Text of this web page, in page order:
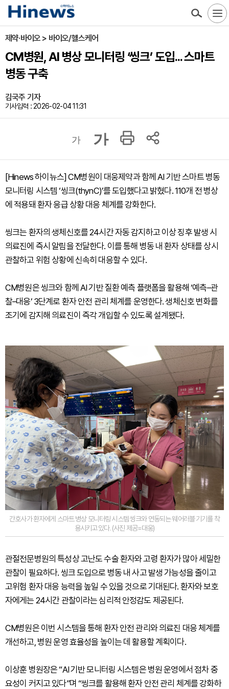
제약·바이오 > 바이오/헬스케어
CM병원, AI 병상 모니터링 ‘씽크’ 도입... 스마트
병동 구축
김국주 기자
기사입력 : 2026-02-04 11:31
가 가
[Hinews 하이뉴스] CM병원이 대웅제약과 함께 AI 기반 스마트 병동
모니터링 시스템 ‘씽크(thynC)’를 도입했다고 밝혔다. 110개 전 병상
에 적용돼 환자 응급 상황 대응 체계를 강화한다.
씽크는 환자의 생체신호를 24시간 자동 감지하고 이상 징후 발생 시
의료진에 즉시 알림을 전달한다. 이를 통해 병동 내 환자 상태를 상시
관찰하고 위험 상황에 신속히 대응할 수 있다.
CM병원은 씽크와 함께 AI 기반 질환 예측 플랫폼을 활용해 ‘예측–관
찰–대응’ 3단계로 환자 안전 관리 체계를 운영한다. 생체신호 변화를
조기에 감지해 의료진이 즉각 개입할 수 있도록 설계됐다.
간호사가 환자에게 스마트 병상 모니터링 시스템 씽크와 연동되는 웨어러블 기기를 착
용시키고 있다. (사진 제공=대웅)
관절전문병원의 특성상 고난도 수술 환자와 고령 환자가 많아 세밀한
관찰이 필요하다. 씽크 도입으로 병동 내 사고 발생 가능성을 줄이고
고위험 환자 대응 능력을 높일 수 있을 것으로 기대된다. 환자와 보호
자에게는 24시간 관찰이라는 심리적 안정감도 제공된다.
CM병원은 이번 시스템을 통해 환자 안전 관리와 의료진 대응 체계를
개선하고, 병원 운영 효율성을 높이는 데 활용할 계획이다.
이상훈 병원장은 “AI 기반 모니터링 시스템은 병원 운영에서 점차 중
요성이 커지고 있다”며 “씽크를 활용해 환자 안전 관리 체계를 강화하